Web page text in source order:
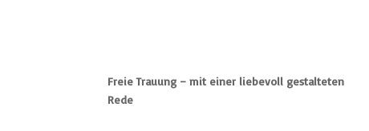
Freie Trauung – mit einer liebevoll gestalteten
Rede